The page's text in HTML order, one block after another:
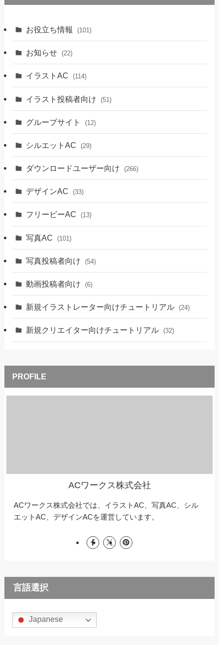
お役立ち情報 (101)
お知らせ (22)
イラストAC (114)
イラスト投稿者向け (51)
グループサイト (12)
シルエットAC (29)
ダウンロードユーザー向け (266)
デザインAC (33)
フリービーAC (13)
写真AC (101)
写真投稿者向け (54)
動画投稿者向け (6)
新規イラストレーター向けチュートリアル (24)
新規クリエイター向けチュートリアル (32)
ACワークス株式会社
ACワークス株式会社では、イラストAC、写真AC、シル
エットAC、デザインACを運営しています。
言語選択
Japanese